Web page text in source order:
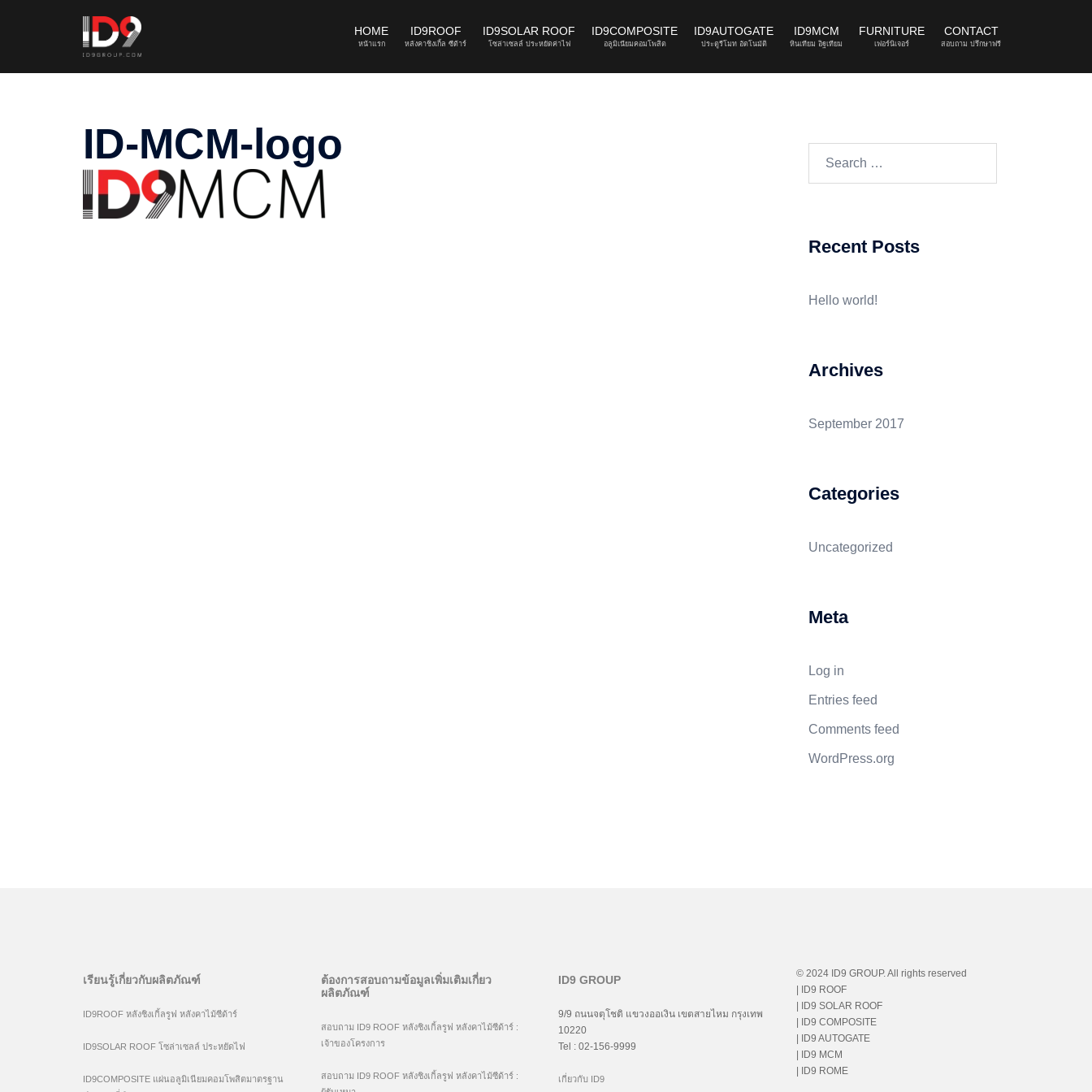
HOME
หน้าแรก
ID9ROOF
หลังคาชิงเกิ้ล ซีด้าร์
ID9SOLAR ROOF
โซล่าเซลล์ ประหยัดค่าไฟ
ID9COMPOSITE
อลูมิเนียมคอมโพสิต
ID9AUTOGATE
ประตูรีโมท อัตโนมัติ
ID9MCM
หินเทียม อิฐเทียม
FURNITURE
เฟอร์นิเจอร์
CONTACT
สอบถาม ปรึกษาฟรี
ID-MCM-logo
Recent Posts
Hello world!
Archives
September 2017
Categories
Uncategorized
Meta
Log in
Entries feed
Comments feed
WordPress.org
เรียนรู้เกี่ยวกับผลิตภัณฑ์
ID9ROOF หลังชิงเกิ้ลรูฟ หลังคาไม้ซีด้าร์
ID9SOLAR ROOF โซล่าเซลล์ ประหยัดไฟ
ID9COMPOSITE แผ่นอลูมิเนียมคอมโพสิตมาตรฐาน
ต้องการสอบถามข้อมูลเพิ่มเติมเกี่ยว
ผลิตภัณฑ์
สอบถาม ID9 ROOF หลังชิงเกิ้ลรูฟ หลังคาไม้ซีด้าร์ :
เจ้าของโครงการ
สอบถาม ID9 ROOF หลังชิงเกิ้ลรูฟ หลังคาไม้ซีด้าร์ :
ID9 GROUP
9/9 ถนนจตุโชติ แขวงออเงิน เขตสายไหม กรุงเทพ
10220
Tel : 02-156-9999
เกี่ยวกับ ID9
© 2024 ID9 GROUP. All rights reserved
| ID9 ROOF
| ID9 SOLAR ROOF
| ID9 COMPOSITE
| ID9 AUTOGATE
| ID9 MCM
| ID9 ROME